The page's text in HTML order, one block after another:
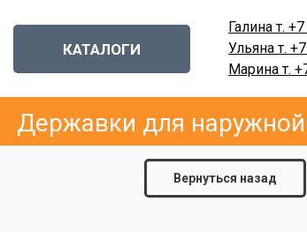
КАТАЛОГИ
Галина т.
Ульяна т.
Марина т.
Державки для наружной
Вернуться назад